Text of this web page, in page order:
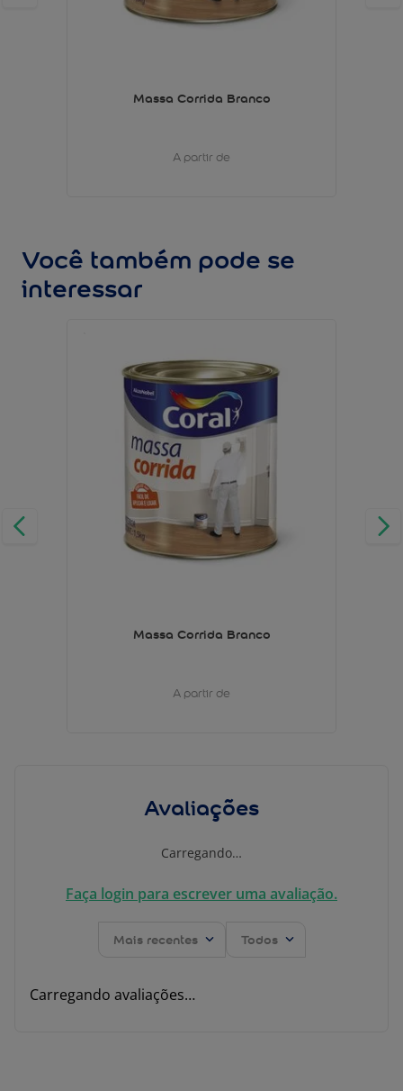
Massa Corrida Branco
A partir de
Você também pode se
interessar
Massa Corrida Branco
A partir de
Avaliações
Carregando…
Faça login para escrever uma avaliação.
Mais recentes Todos
Carregando avaliações…